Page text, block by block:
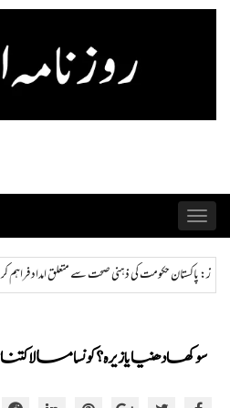
Skip
Toggle
navigation
فراہم کرنے کی کوشش شام کے زلزلے کے ملبے سے
سوکھا دھنیا یا زیرہ؟ کونسا مسالا